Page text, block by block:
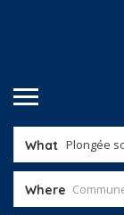
What
Where